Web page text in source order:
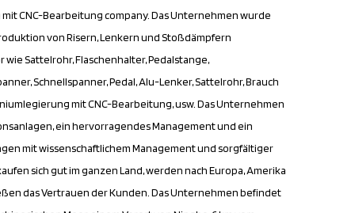
CNC-Bearbeitung company. Das Unternehmen wurde
von Risern, Lenkern und Stoßdämpfern
Sattelrohr, Flaschenhalter, Pedalstange,
Schnellspanner, Pedal, Alu-Lenker, Sattelrohr,Brauch
mit CNC-Bearbeitung, usw. Das Unternehmen
ein hervorragendes Management und ein
mit wissenschaftlichem Management und sorgfältiger
sich gut im ganzen Land, werden nach Europa, Amerika
das Vertrauen der Kunden. Das Unternehmen befindet